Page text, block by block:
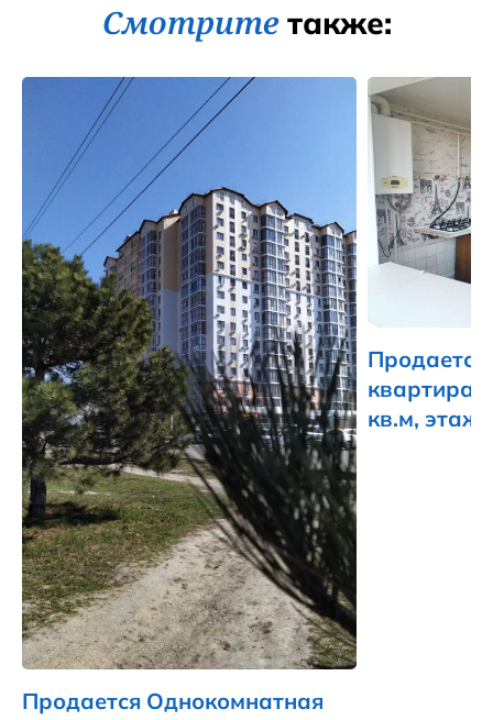
Смотритетакже:
Продается Однокомнатная
квартира
кв.м, этаж